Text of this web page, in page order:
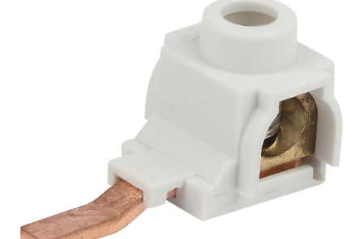
ПРОТИВОМОСКИТНЫЕ ЛАМПЫ
РАЗЪЁМЫ, ПЕРЕХОДНИКИ, ТВ
СЕТЕВЫЕ ФИЛЬТРЫ, СИЛОВЫЕ
РАЗЪЕМЫ И УДЛИНИТЕЛИ,
ТРОЙНИКИ И КОЛОДКИ, ВИЛКИ
СИСТЕМЫ ПОЛИВА
СТАБИЛИЗАТОРЫ НАПРЯЖЕНИЯ